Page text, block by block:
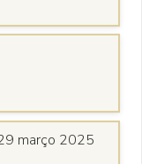
março 2025